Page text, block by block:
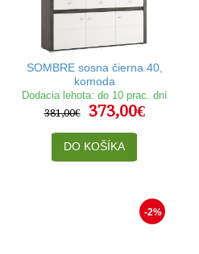
SOMBRE sosna čierna 40,
komoda
Dodacia lehota: do 10 prac. dní
381,00€
373,00€
DO KOŠÍKA
-2%